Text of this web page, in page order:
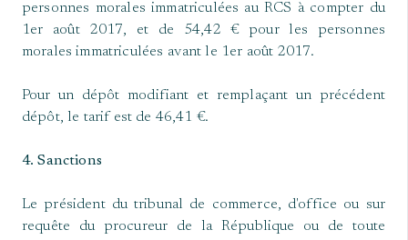
personnes morales immatriculées au RCS à compter du
1er août 2017, et de 54,42 € pour les personnes
morales immatriculées avant le 1er août 2017.
Pour un dépôt modifiant et remplaçant un précédent
dépôt, le tarif est de 46,41 €.
4. Sanctions
Le président du tribunal de commerce, d'office ou sur
requête du procureur de la République ou de toute